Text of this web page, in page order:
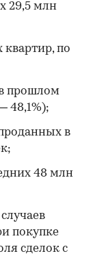
29,5 млн
по
прошлом
48,1%);
в
48 млн
покупке
сделок с